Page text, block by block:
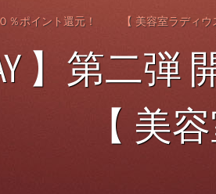
％ポイント還元！ 【 美容室ラディウ
】第二
【 美容